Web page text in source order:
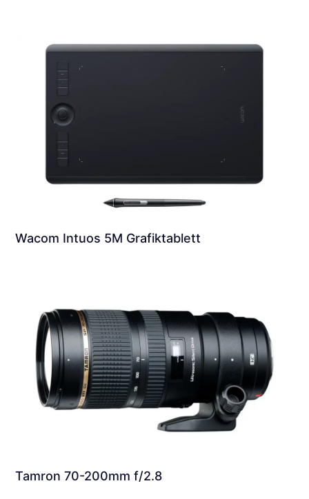
Wacom Intuos 5M Grafiktablett
Tamron 70-200mm f/2.8